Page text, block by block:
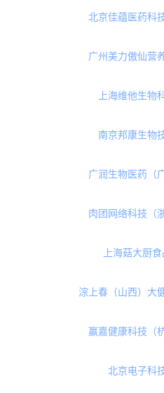
浙江同创越诚健
广州态和生物
湖北时间种子生
氢益堂（无锡）
深圳德物营养健
北京佳蕴医药科
广州美力傲仙营
上海维他生物
南京邦康生物
广润生物医药（